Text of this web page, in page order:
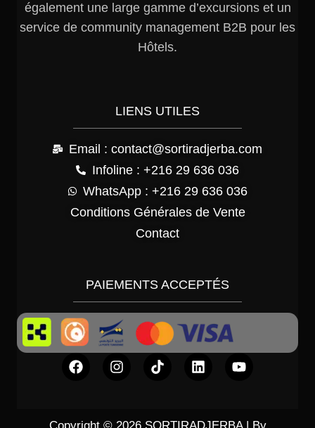
également une large gamme d’excursions et un
service de community management B2B pour les
Hôtels.
LIENS UTILES
Email : contact@sortiradjerba.com
Infoline : +216 29 636 036
WhatsApp : +216 29 636 036
Conditions Générales de Vente
Contact
PAIEMENTS ACCEPTÉS